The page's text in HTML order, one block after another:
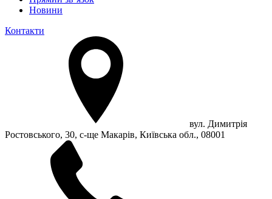
Новини
Контакти
вул. Димитрія
Ростовського, 30, с-ще Макарів, Київська обл., 08001